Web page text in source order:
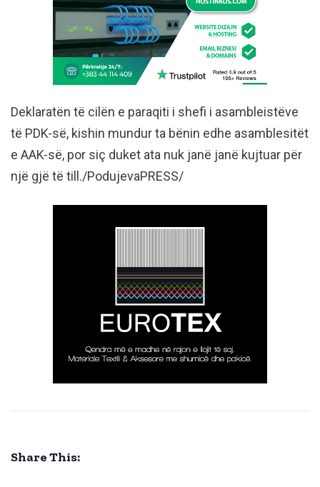
Deklaratën të cilën e paraqiti i shefi i asambleistëve
të PDK-së, kishin mundur ta bënin edhe asamblesitët
e AAK-së, por siç duket ata nuk janë janë kujtuar për
një gjë të till./PodujevaPRESS/
Share This: